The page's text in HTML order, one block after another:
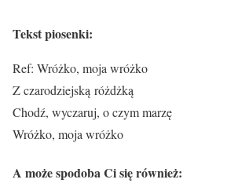
Tekst piosenki:
Ref: Wróżko, moja wróżko
Z czarodziejską różdżką
Chodź, wyczaruj, o czym marzę
Wróżko, moja wróżko
A może spodoba Ci się również: